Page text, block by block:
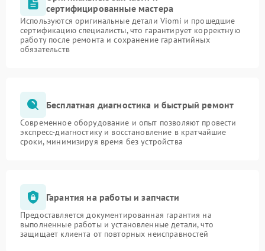
сертифицированные мастера
Используются оригинальные детали Viomi и прошедшие
сертификацию специалисты, что гарантирует корректную
работу после ремонта и сохранение гарантийных
обязательств
Бесплатная диагностика и быстрый ремонт
Современное оборудование и опыт позволяют провести
экспресс-диагностику и восстановление в кратчайшие
сроки, минимизируя время без устройства
Гарантия на работы и запчасти
Предоставляется документированная гарантия на
выполненные работы и установленные детали, что
защищает клиента от повторных неисправностей